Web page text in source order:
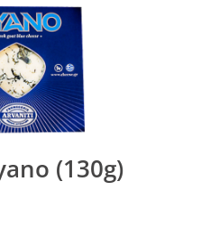
(130g)